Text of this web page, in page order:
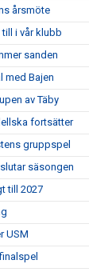
årsmöte
i vår klubb
sanden
med Bajen
av Täby
fortsätter
gruppspel
säsongen
till 2027
USM